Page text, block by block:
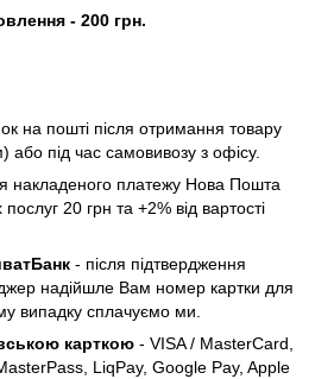
- 200 грн.
на пошті після отримання товару
під час самовивозу з офісу.
накладеного платежу Нова Пошта
20 грн та +2% від вартості
- після підтвердження
надійшле Вам номер картки для
випадку сплачуємо ми.
карткою - VISA / MasterCard,
LiqPay, Google Pay, Apple